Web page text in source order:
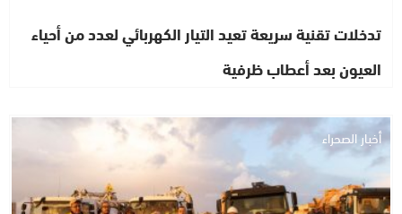
تدخلات تقنية سريعة تعيد التيار الكهربائي لعدد من أحياء
العيون بعد أعطاب ظرفية
أخبار الصحراء